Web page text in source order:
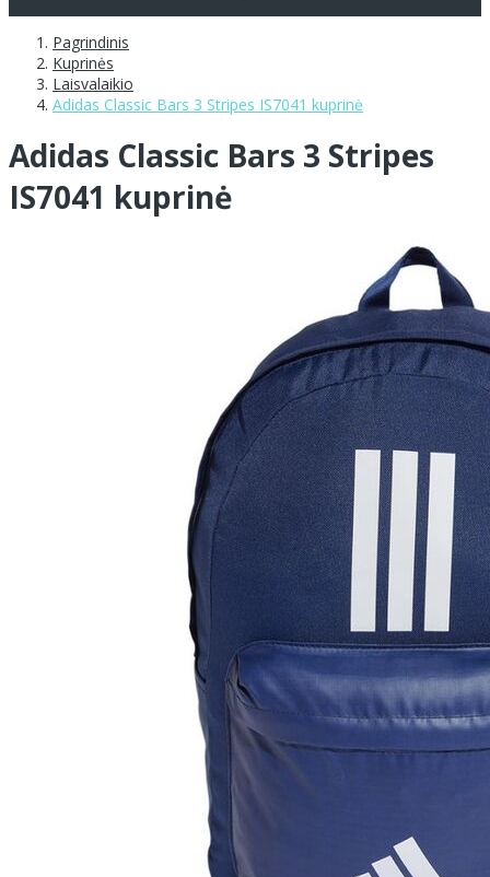
Pagrindinis
Kuprinės
Laisvalaikio
Adidas Classic Bars 3 Stripes IS7041 kuprinė
Adidas Classic Bars 3 Stripes
IS7041 kuprinė